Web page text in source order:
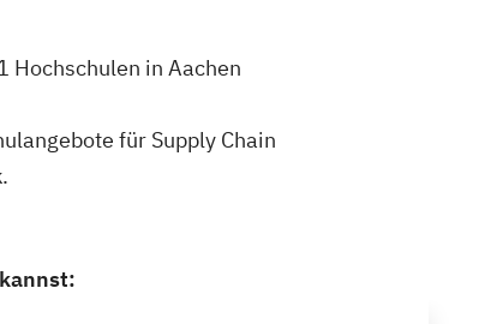
Hochschulen in Aachen
für Supply Chain